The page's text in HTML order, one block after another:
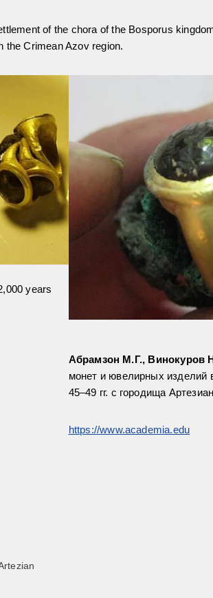
of the chora of the Bosporus
the Crimean Azov region.
years
Абрамзон М.Г., Винокуров
монет и ювелирных изделий
45–49 гг. с городища
https://www.academia.edu